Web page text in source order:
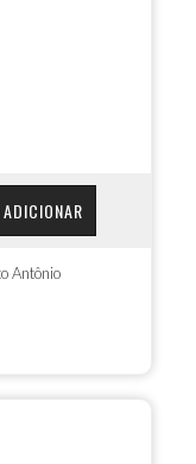
ADICIONAR
Antônio